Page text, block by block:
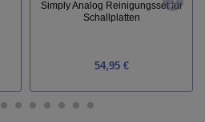
Simply Analog Reinigungsset für
Schallplatten
54,95 €